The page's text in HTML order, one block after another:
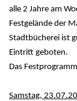
alle 2 Jahre am
Festgelände der
Stadtbücherei ist
Eintritt geboten.
Das
Samstag,